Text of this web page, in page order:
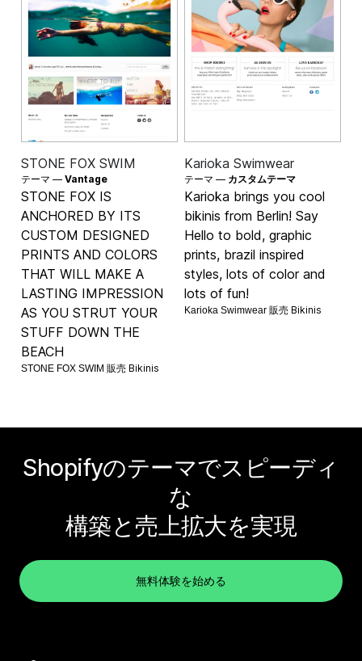
STONE FOX SWIM
テーマ —Vantage
STONE FOX IS
ANCHORED BY ITS
CUSTOM DESIGNED
PRINTS AND COLORS
THAT WILL MAKE A
LASTING IMPRESSION
AS YOU STRUT YOUR
STUFF DOWN THE
BEACH
STONE FOX SWIM 販売 Bikinis
Karioka Swimwear
テーマ — カスタムテーマ
Karioka brings you cool
bikinis from Berlin! Say
Hello to bold, graphic
prints, brazil inspired
styles, lots of color and
lots of fun!
Karioka Swimwear 販売 Bikinis
Shopifyのテーマでスピーディ
な
構築と売上拡大を実現
無料体験を始める